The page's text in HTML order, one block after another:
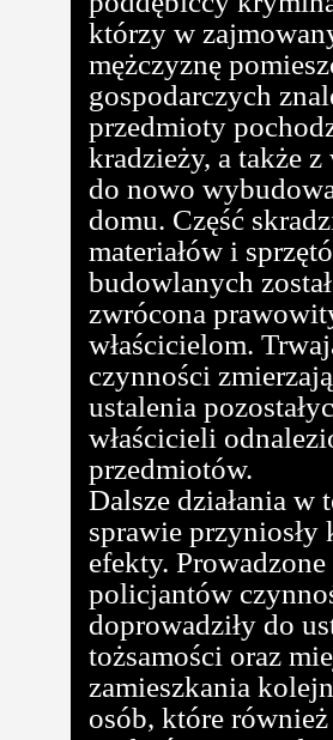
którzy w
mężczyznę
gospodarczych
przedmioty
kradzieży, a także z
do nowo
domu. Część
materiałów i
budowlanych
zwrócona
właścicielom.
czynności
ustalenia
właścicieli
przedmiotów.
Dalsze działania w
sprawie przyniosły
efekty. Prowadzone
policjantów
doprowadziły do
tożsamości oraz
zamieszkania
osób, które również